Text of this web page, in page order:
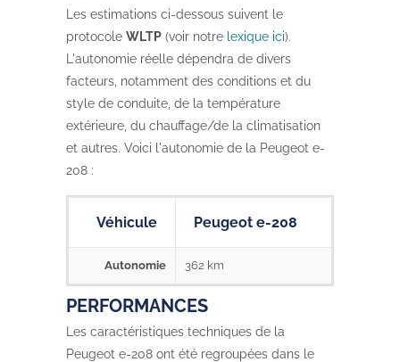
Les estimations ci-dessous suivent le
protocole WLTP (voir notre lexique ici).
L'autonomie réelle dépendra de divers
facteurs, notamment des conditions et du
style de conduite, de la température
extérieure, du chauffage/de la climatisation
et autres. Voici l'autonomie de la Peugeot e-
208 :
Véhicule Peugeot e-208
Autonomie 362 km
PERFORMANCES
Les caractéristiques techniques de la
Peugeot e-208 ont été regroupées dans le